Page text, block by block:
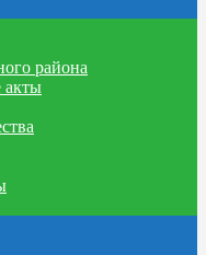
района
акты